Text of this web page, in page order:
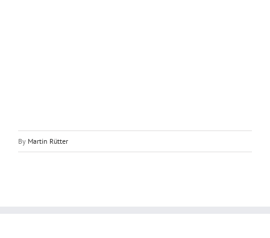
By Martin Rütter